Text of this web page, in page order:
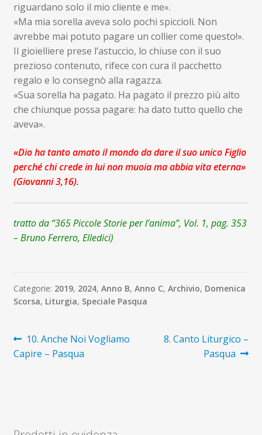
riguardano solo il mio cliente e me».
«Ma mia sorella aveva solo pochi spiccioli. Non
avrebbe mai potuto pagare un collier come questo!».
Il gioielliere prese l’astuccio, lo chiuse con il suo
prezioso contenuto, rifece con cura il pacchetto
regalo e lo consegnò alla ragazza.
«Sua sorella ha pagato. Ha pagato il prezzo più alto
che chiunque possa pagare: ha dato tutto quello che
aveva».
«Dio ha tanto amato il mondo da dare il suo unico Figlio
perché chi crede in lui non muoia ma abbia vita eterna»
(Giovanni 3,16).
tratto da “365 Piccole Storie per l’anima”, Vol. 1, pag. 353
– Bruno Ferrero, Elledici)
Categorie: 2019, 2024, Anno B, Anno C, Archivio, Domenica
Scorsa, Liturgia, Speciale Pasqua
Navigazione
articoli
Articolo
precedente:
10. Anche Noi Vogliamo
Capire – Pasqua
Articolo
successivo:
8. Canto Liturgico –
Pasqua